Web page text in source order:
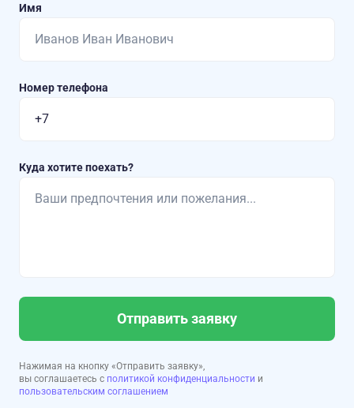
Имя
Номер телефона
Куда хотите поехать?
Отправить заявку
Нажимая на кнопку «Отправить заявку»,
вы соглашаетесь с политикой конфиденциальности и
пользовательским соглашением